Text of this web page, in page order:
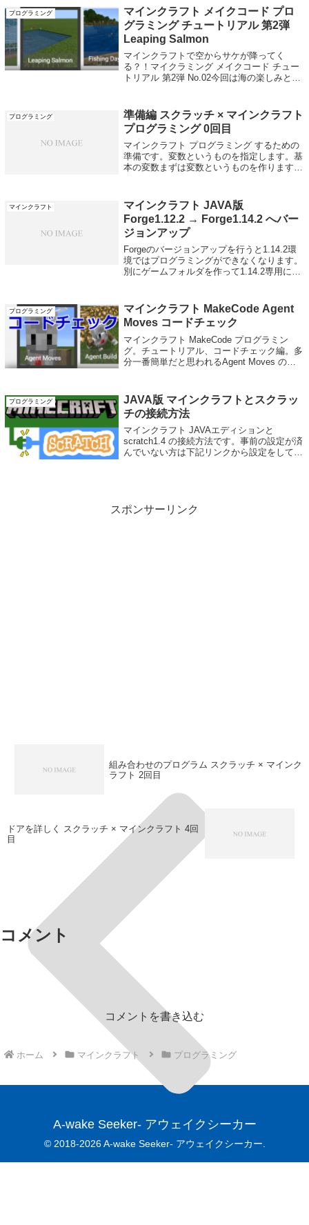
装置です。 マイクラwi...
プログラミング
マインクラフト メイクコード プロ
グラミング チュートリアル 第2弾
Leaping Salmon
マインクラフトで空からサケが降ってく
る？！マイクラミング メイクコード チュー
トリアル 第2弾 No.02今回は海の楽しみとし
されているものを実践していきたい...
プログラミング
準備編 スクラッチ × マインクラフト
プログラミング 0回目
マインクラフト プログラミング するための
準備です。変数というものを指定します。基
本の変数まずは変数というものを作ります。
と簡単です。基本の変数を作らないとブロ...
マインクラフト
マインクラフト JAVA版
Forge1.12.2 → Forge1.14.2 へバー
ジョンアップ
Forgeのバージョンアップを行うと1.14.2環
境ではプログラミングができなくなります。
別にゲームフォルダを作って1.14.2専用にす
ラフト JAVA版で...
プログラミング
マインクラフト MakeCode Agent
Moves コードチェック
マインクラフト MakeCode プログラミン
グ。チュートリアル、コードチェック編。多
分一番簡単だと思われるAgent Moves のコ
プログラミング
JAVA版 マインクラフトとスクラッ
チの接続方法
マインクラフト JAVAエディションと
scratch1.4 の接続方法です。事前の設定が済
んでいない方は下記リンクから設定をしてく
スポンサーリンク
組み合わせのプログラム スクラッチ × マインク
ラフト 2回目
ドアを詳しく スクラッチ × マインクラフト 4回
目
コメント
コメントを書き込む
ホーム マインクラフト プログラミング
A-wake Seeker- アウェイクシーカー
© 2018-2026 A-wake Seeker- アウェイクシーカー.